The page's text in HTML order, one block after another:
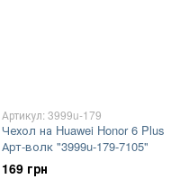
Артикул: 3999u-179
Чехол на Huawei Honor 6 Plus
Арт-волк "3999u-179-7105"
169 грн